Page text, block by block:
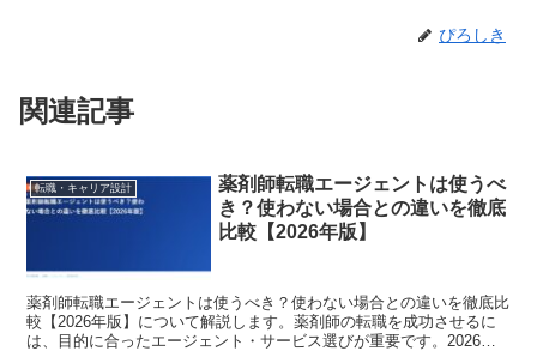
ぴろしき
関連記事
転職・キャリア設計
薬剤師転職エージェントは使うべ
き？使わない場合との違いを徹底
比較【2026年版】
薬剤師転職エージェントは使うべき？使わない場合との違いを徹底比
較【2026年版】について解説します。薬剤師の転職を成功させるに
は、目的に合ったエージェント・サービス選びが重要です。2026年